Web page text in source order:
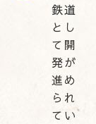
鉄道
とし
て開
発が
進め
られ
てい